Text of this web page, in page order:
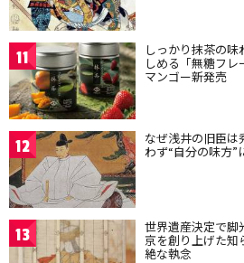
11 しっかり抹茶の
しめる「無糖フレ
マンゴー新発売
12 なぜ浅井の旧臣は
わず“自分の味方”
13 世界遺産決定で脚
京を創り上げた
絶な執念